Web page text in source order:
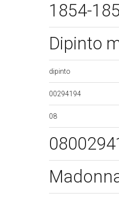
1854-
Dipinto
dipinto
00294194
08